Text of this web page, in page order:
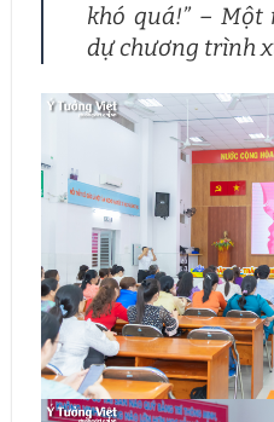
khó quá!” –
dự chương trình